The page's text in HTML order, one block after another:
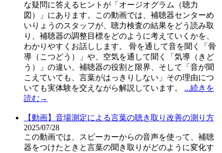
な疑問に答えるヒントが「オージオグラム（聴力
図）」にあります。この動画では、補聴器センターめ
いりょうのスタッフが、聴力検査の結果をどう読み取
り、補聴器の調整目標をどのように考えていくかを、
わかりやすくお話しします。 骨を通して音を聞く「骨
導（こつどう）」や、空気を通して聞く「気導（きど
う）」の違い、補聴器の役割と限界、そして「音が聞
こえていても、言葉がはっきりしない」その理由につ
いても実体験を交えながら解説しています。 ...続きを
読む→
【動画】音場測定による言葉の聴き取り改善の測り方
2025/07/28
この動画では、スピーカーからの音声を使って、補聴
器をつけたときと言葉の聞き取りがどのように変化す